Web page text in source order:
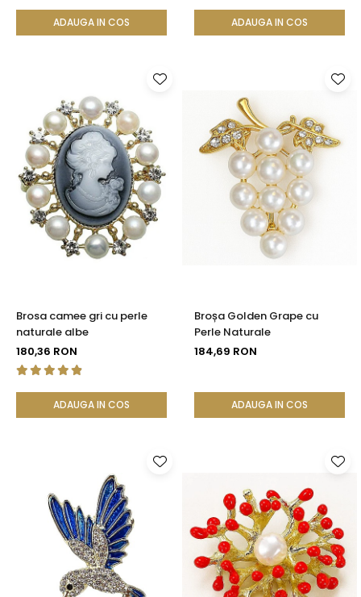
ADAUGA IN COS ADAUGA IN COS
Brosa camee gri cu perle
naturale albe
180,36 RON
ADAUGA IN COS
Broșa Golden Grape cu
Perle Naturale
184,69 RON
ADAUGA IN COS